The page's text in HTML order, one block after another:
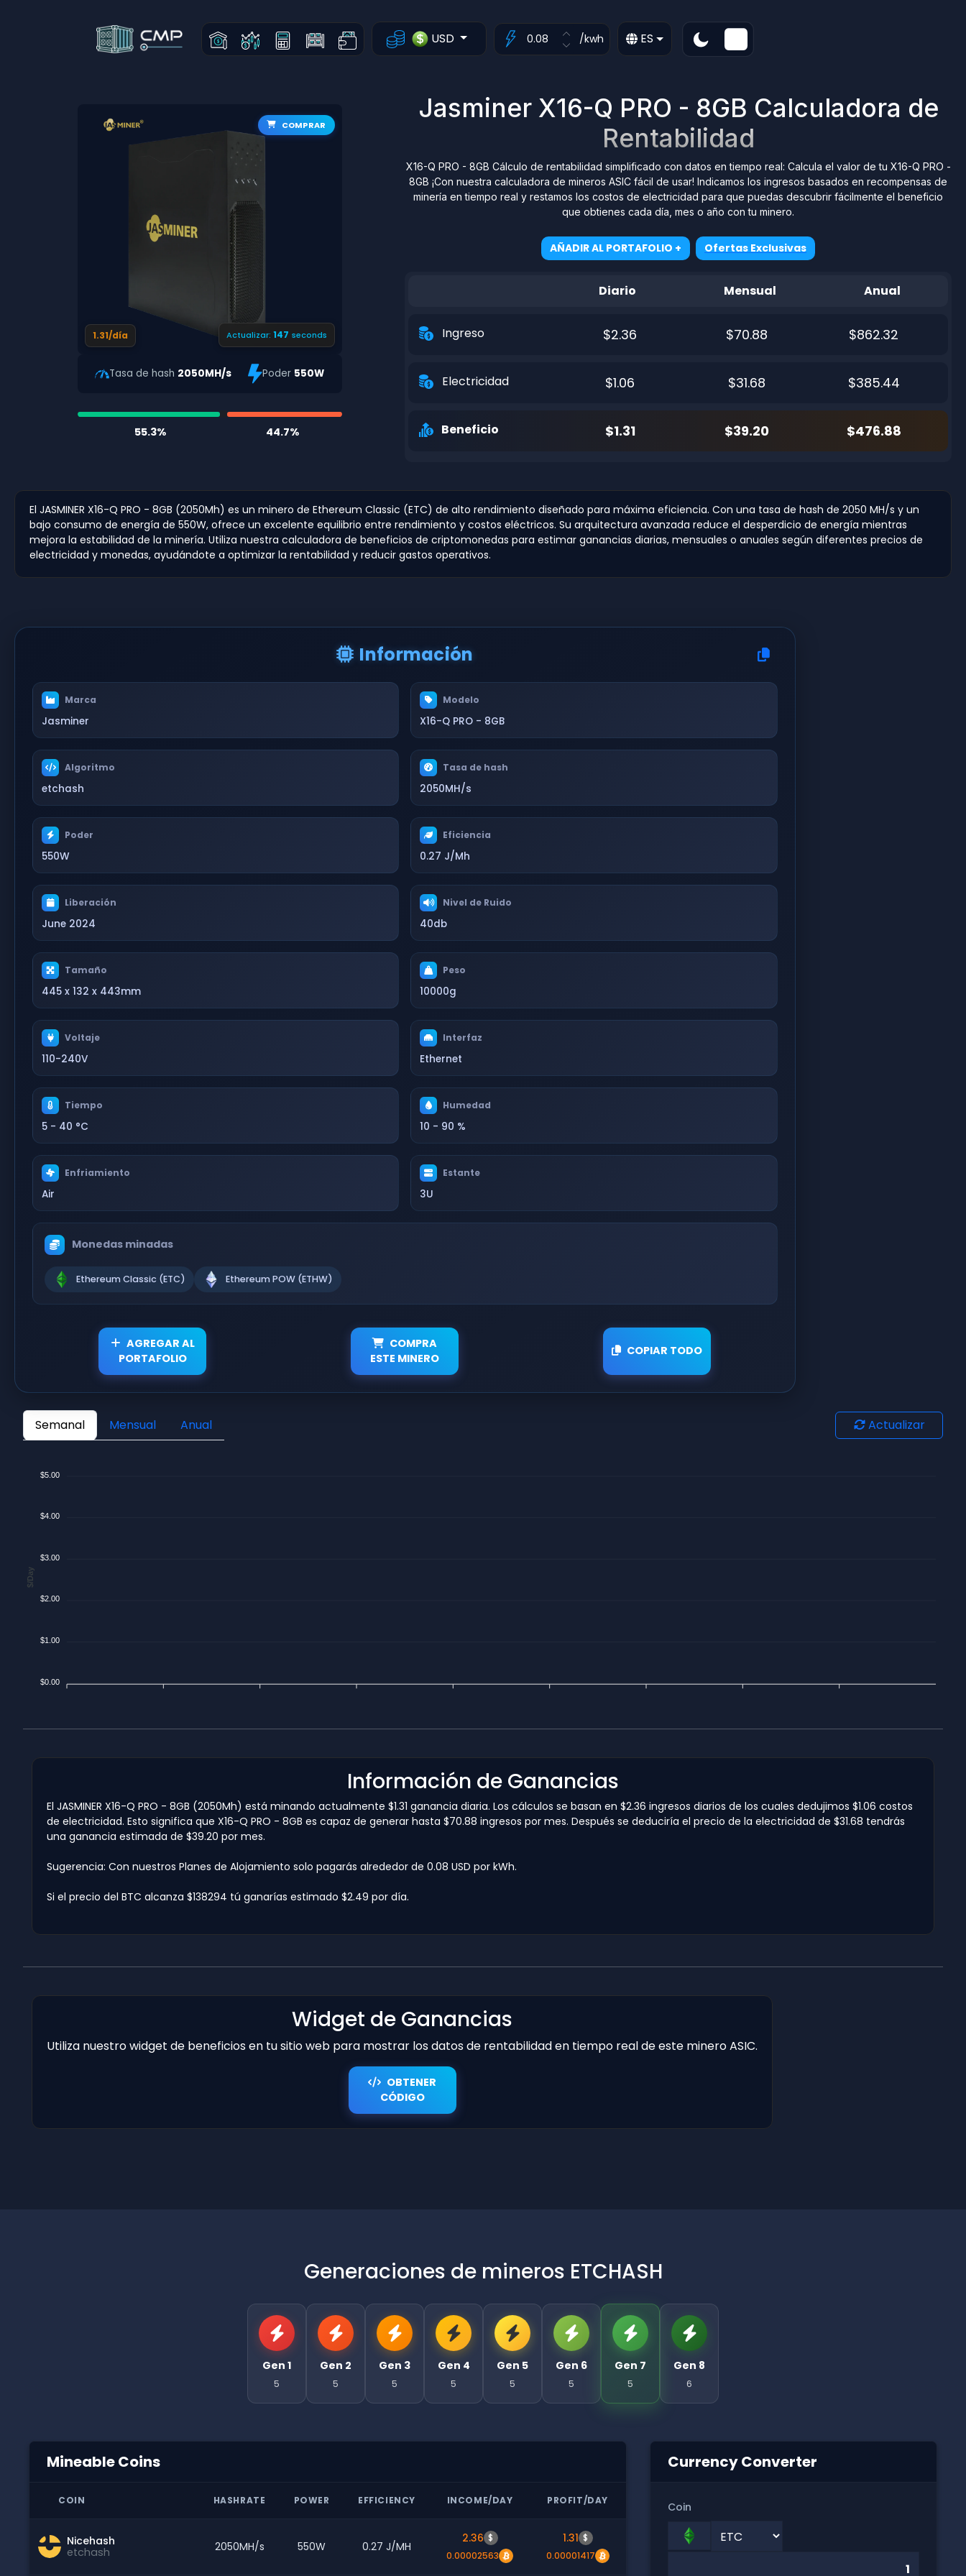
USD /kwh ES
COMPRAR
1.31/día Actualizar: 146 seconds
Tasa de hash 2050MH/s Poder 550W
55.3% 44.7%
Jasminer X16-Q PRO - 8GB Calculadora de
Rentabilidad
X16-Q PRO - 8GB Cálculo de rentabilidad simplificado con datos en tiempo real: Calcula el valor de tu X16-Q PRO -
8GB ¡Con nuestra calculadora de mineros ASIC fácil de usar! Indicamos los ingresos basados en recompensas de
minería en tiempo real y restamos los costos de electricidad para que puedas descubrir fácilmente el beneficio
que obtienes cada día, mes o año con tu minero.
AÑADIR AL PORTAFOLIO + Ofertas Exclusivas
Diario Mensual Anual
Ingreso $2.36 $70.88 $862.32
Electricidad $1.06 $31.68 $385.44
Beneficio $1.31 $39.20 $476.88
El JASMINER X16-Q PRO - 8GB (2050Mh) es un minero de Ethereum Classic (ETC) de alto rendimiento diseñado para máxima eficiencia. Con una tasa de hash de 2050 MH/s y un
bajo consumo de energía de 550W, ofrece un excelente equilibrio entre rendimiento y costos eléctricos. Su arquitectura avanzada reduce el desperdicio de energía mientras
mejora la estabilidad de la minería. Utiliza nuestra calculadora de beneficios de criptomonedas para estimar ganancias diarias, mensuales o anuales según diferentes precios de
electricidad y monedas, ayudándote a optimizar la rentabilidad y reducir gastos operativos.
Información
Marca
Jasminer
Modelo
X16-Q PRO - 8GB
Algoritmo
etchash
Tasa de hash
2050MH/s
Poder
550W
Eficiencia
0.27 J/Mh
Liberación
June 2024
Nivel de Ruido
40db
Tamaño
445 x 132 x 443mm
Peso
10000g
Voltaje
110-240V
Interfaz
Ethernet
Tiempo
5 - 40 °C
Humedad
10 - 90 %
Enfriamiento
Air
Estante
3U
Monedas minadas
Ethereum Classic (ETC) Ethereum POW (ETHW)
AGREGAR AL
PORTAFOLIO
COMPRA
ESTE MINERO
COPIAR TODO
Semanal Mensual Anual Actualizar
$5.00
$4.00
$3.00
$2.00
$1.00
$0.00
$/Day
Información de Ganancias
El JASMINER X16-Q PRO - 8GB (2050Mh) está minando actualmente $1.31 ganancia diaria. Los cálculos se basan en $2.36 ingresos diarios de los cuales dedujimos $1.06 costos
de electricidad. Esto significa que X16-Q PRO - 8GB es capaz de generar hasta $70.88 ingresos por mes. Después se deduciría el precio de la electricidad de $31.68 tendrás
una ganancia estimada de $39.20 por mes.
Sugerencia: Con nuestros Planes de Alojamiento solo pagarás alrededor de 0.08 USD por kWh.
Si el precio del BTC alcanza $138294 tú ganarías estimado $2.49 por día.
Widget de Ganancias
Utiliza nuestro widget de beneficios en tu sitio web para mostrar los datos de rentabilidad en tiempo real de este minero ASIC.
OBTENER
CÓDIGO
Generaciones de mineros ETCHASH
Gen 1
5
Gen 2
5
Gen 3
5
Gen 4
5
Gen 5
5
Gen 6
5
Gen 7
5
Gen 8
6
Mineable Coins
COIN HASHRATE POWER EFFICIENCY INCOME/DAY PROFIT/DAY
Nicehash
etchash
2050MH/s 550W 0.27 J/MH
2.36 $
0.00002563
1.31 $
0.00001417
Currency Converter
Coin